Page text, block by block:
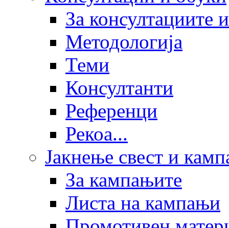
За консултациите
Методологија
Теми
Консултанти
Референци
Рекоа...
Јакнење свест и
За кампањите
Листа на кампањи